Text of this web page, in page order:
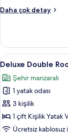
görün
Daha çok detay
Comfort
Oda
hakkında
daha
detay
Deluxe
Double
Room
with
city
view,
Staircase
2
Deluxe Double
Şehir manzaralı
1 yatak odası
3 kişilik
1 çift Kişilik Yatak
Ücretsiz